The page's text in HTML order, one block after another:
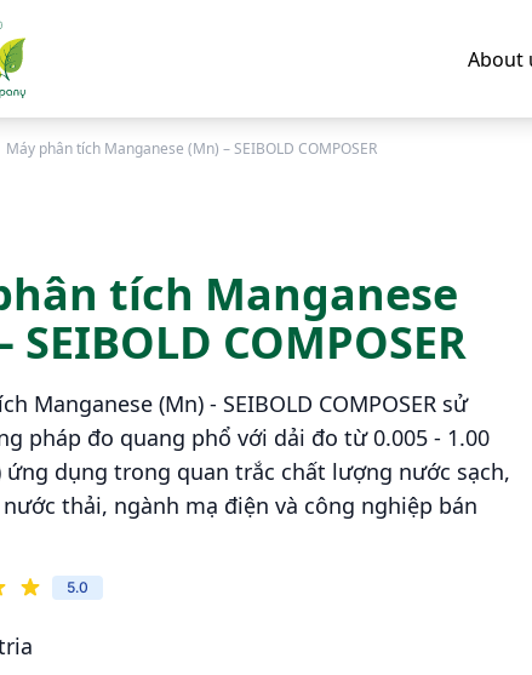
About
Máy phân tích Manganese (Mn) – SEIBOLD COMPOSER
tích Manganese
SEIBOLD COMPOSER
Manganese (Mn) - SEIBOLD COMPOSER sử
pháp đo quang phổ với dải đo từ 0.005 - 1.00
ứng dụng trong quan trắc chất lượng nước sạch,
thải, ngành mạ điện và công nghiệp bán
5.0